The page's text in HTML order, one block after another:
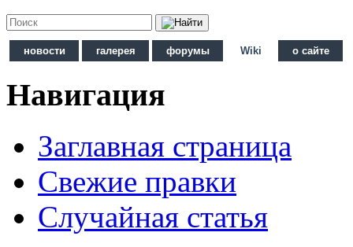
новости галерея форумы Wiki о сайте
Навигация
Заглавная страница
Свежие правки
Случайная статья